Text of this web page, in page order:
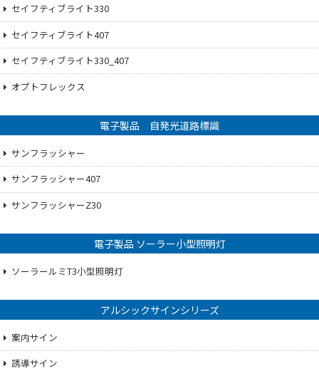
セイフティブライト330
セイフティブライト407
セイフティブライト330_407
オプトフレックス
電子製品 自発光道路標識
サンフラッシャー
サンフラッシャー407
サンフラッシャーZ30
電子製品 ソーラー小型照明灯
ソーラールミT3小型照明灯
アルシックサインシリーズ
案内サイン
誘導サイン